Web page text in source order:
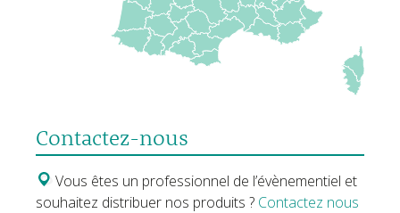
Contactez-nous
Vous êtes un professionnel de l’évènementiel et
souhaitez distribuer nos produits ? Contactez nous